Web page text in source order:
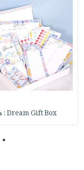
Dream Gift Box : ه
1